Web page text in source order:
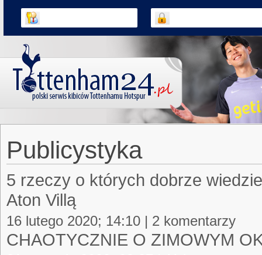
Publicystyka
5 rzeczy o których dobrze
Aton Villą
16 lutego 2020; 14:10 | 2 komentarzy
CHAOTYCZNIE O ZIMOWYM